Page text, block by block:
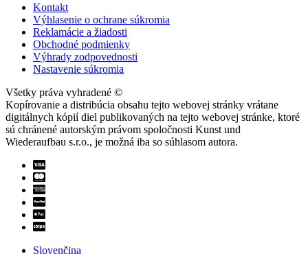
Kontakt
Výhlasenie o ochrane súkromia
Reklamácie a žiadosti
Obchodné podmienky
Výhrady zodpovednosti
Nastavenie súkromia
Všetky práva vyhradené ©
Kopírovanie a distribúcia obsahu tejto webovej stránky vrátane
digitálnych kópií diel publikovaných na tejto webovej stránke, ktoré
sú chránené autorským právom spoločnosti Kunst und
Wiederaufbau s.r.o., je možná iba so súhlasom autora.
Slovenčina